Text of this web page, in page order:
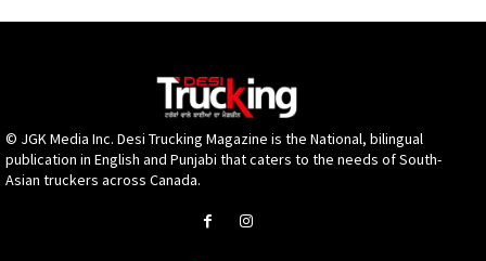
© JGK Media Inc. Desi Trucking Magazine is the National, bilingual
publication in English and Punjabi that caters to the needs of South-
Asian truckers across Canada.